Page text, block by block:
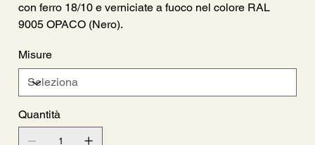
con ferro 18/10 e verniciate a fuoco nel colore RAL
9005 OPACO (Nero).
Misure
Quantità